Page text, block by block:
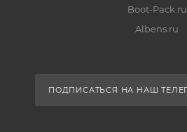
Boot-Pack.ru
Albens.ru
ПОДПИСАТЬСЯ НА НАШ